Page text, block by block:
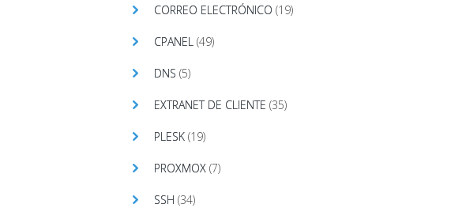
CORREO ELECTRÓNICO (19)
CPANEL (49)
DNS (5)
EXTRANET DE CLIENTE (35)
PLESK (19)
PROXMOX (7)
SSH (34)